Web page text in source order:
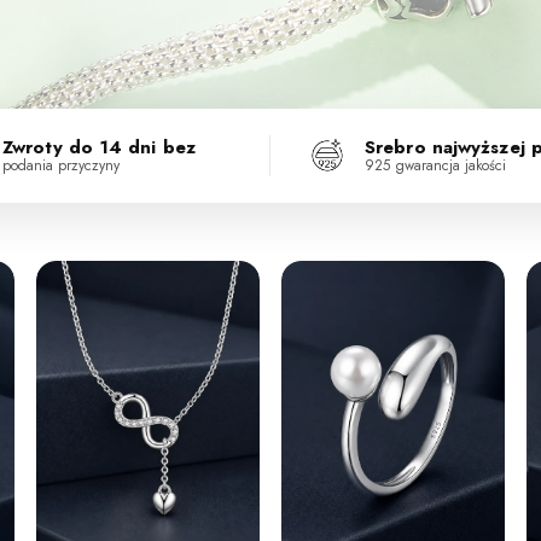
Zwroty do 14 dni bez
podania przyczyny
Srebro najwyższej
925 gwarancja jakości